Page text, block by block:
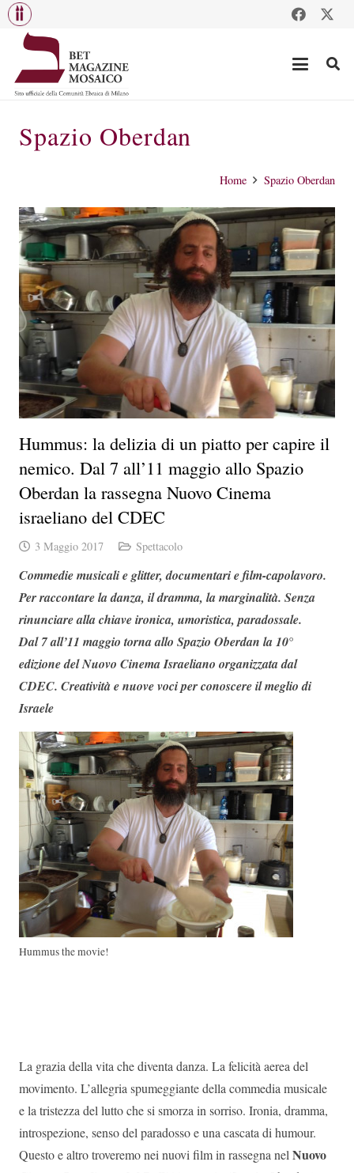
Spazio Oberdan
Home Spazio Oberdan
Hummus: la delizia di un piatto per capire il
nemico. Dal 7 all’11 maggio allo Spazio
Oberdan la rassegna Nuovo Cinema
israeliano del CDEC
3 Maggio 2017 Spettacolo
Commedie musicali e glitter, documentari e film-capolavoro.
Per raccontare la danza, il dramma, la marginalità. Senza
rinunciare alla chiave ironica, umoristica, paradossale.
Dal 7 all’11 maggio torna allo Spazio Oberdan la 10°
edizione del Nuovo Cinema Israeliano organizzata dal
CDEC. Creatività e nuove voci per conoscere il meglio di
Israele
Hummus the movie!
La grazia della vita che diventa danza. La felicità aerea del
movimento. L’allegria spumeggiante della commedia musicale
e la tristezza del lutto che si smorza in sorriso. Ironia, dramma,
introspezione, senso del paradosso e una cascata di humour.
Questo e altro troveremo nei nuovi film in rassegna nel Nuovo